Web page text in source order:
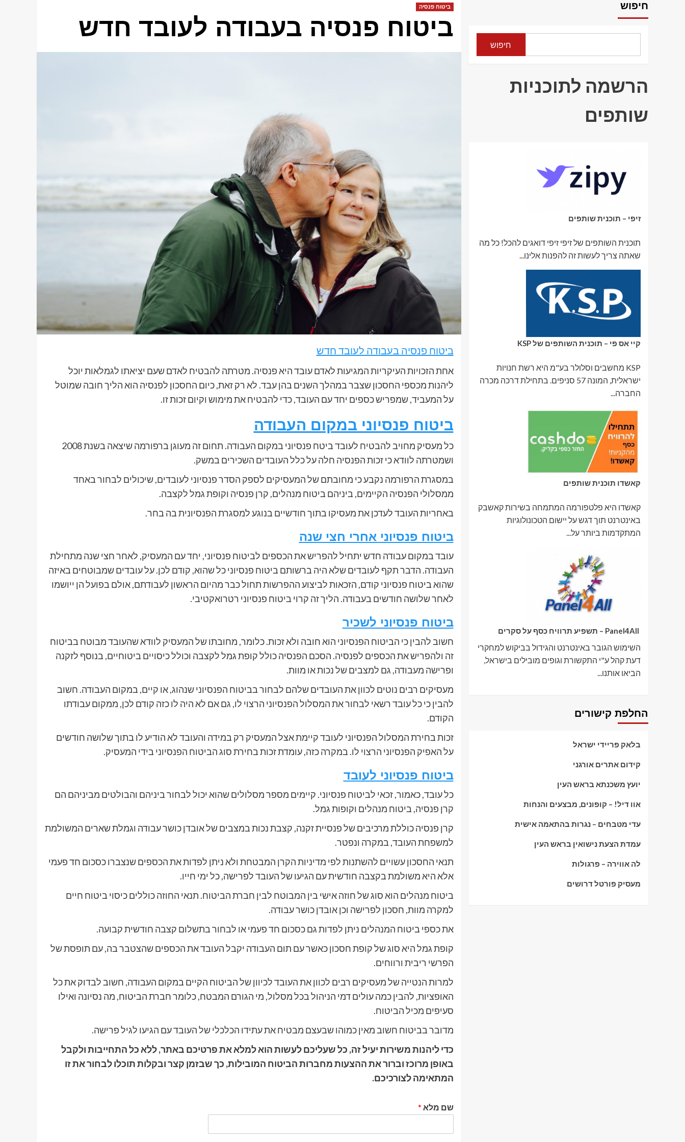
ביטוח פנסיה
ביטוח פנסיה בעבודה לעובד חדש
ביטוח פנסיה בעבודה לעובד חדש
אחת הזכויות העיקריות המגיעות לאדם עובד היא פנסיה. מטרתה להבטיח לאדם שעם יציאתו לגמלאות יוכל
ליהנות מכספי החסכון שצבר במהלך השנים בהן עבד. לא רק זאת, כיום החסכון לפנסיה הוא הליך חובה שמוטל
על המעביד, שמפריש כספים יחד עם העובד, כדי להבטיח את מימוש וקיום זכות זו.
ביטוח פנסיוני במקום העבודה
כל מעסיק מחויב להבטיח לעובד ביטח פנסיוני במקום העבודה. תחום זה מעוגן ברפורמה שיצאה בשנת 2008
ושמטרתה לוודא כי זכות הפנסיה חלה על כלל העובדים השכירים במשק.
במסגרת הרפורמה נקבע כי מחובתם של המעסיקים לספק הסדר פנסיוני לעובדים, שיכולים לבחור באחד
ממסלולי הפנסיה הקיימים, ביניהם ביטוח מנהלים, קרן פנסיה וקופת גמל לקצבה.
באחריות העובד לעדכן את מעסיקו בתוך חודשיים בנוגע למסגרת הפנסיונית בה בחר.
ביטוח פנסיוני אחרי חצי שנה
עובד במקום עבודה חדש יתחיל להפריש את הכספים לביטוח פנסיוני, יחד עם המעסיק, לאחר חצי שנה מתחילת
העבודה. הדבר תקף לעובדים שלא היה ברשותם ביטוח פנסיוני כל שהוא, קודם לכן. על עובדים שמבוטחים באיזה
שהוא ביטוח פנסיוני קודם, הזכאות לביצוע ההפרשות תחול כבר מהיום הראשון לעבודתם, אולם בפועל הן ייושמו
לאחר שלושה חודשים בעבודה. הליך זה קרוי ביטוח פנסיוני רטרואקטיבי.
ביטוח פנסיוני לשכיר
חשוב להבין כי הביטוח הפנסיוני הוא חובה ולא זכות. כלומר, מחובתו של המעסיק לוודא שהעובד מבוטח בביטוח
זה ולהפריש את הכספים לפנסיה. הסכם הפנסיה כולל קופת גמל לקצבה וכולל כיסויים ביטוחיים, בנוסף לזקנה
ופרישה מעבודה, גם למצבים של נכות או מוות.
מעסיקים רבים נוטים לכוון את העובדים שלהם לבחור בביטוח הפנסיוני שנהוג, או קיים, במקום העבודה. חשוב
להבין כי כל עובד רשאי לבחור את המסלול הפנסיוני הרצוי לו, גם אם לא היה לו כזה קודם לכן, ממקום עבודתו
הקודם.
זכות בחירת המסלול הפנסיוני לעובד קיימת אצל המעסיק רק במידה והעובד לא הודיע לו בתוך שלושה חודשים
על האפיק הפנסיוני הרצוי לו. במקרה כזה, עומדת זכות בחירת סוג הביטוח הפנסיוני בידי המעסיק.
ביטוח פנסיוני לעובד
כל עובד, כאמור, זכאי לביטוח פנסיוני. קיימים מספר מסלולים שהוא יכול לבחור ביניהם והבולטים מביניהם הם
קרן פנסיה, ביטוח מנהלים וקופות גמל.
קרן פנסיה כוללת מרכיבים של פנסיית זקנה, קצבת נכות במצבים של אובדן כושר עבודה וגמלת שארים המשולמת
למשפחת העובד, במקרה ונפטר.
תנאי החסכון עשויים להשתנות לפי מדיניות הקרן המבטחת ולא ניתן לפדות את הכספים שנצברו כסכום חד פעמי
אלא היא משולמת בקצבה חודשית עם הגיעו של העובד לפרישה, כל ימי חייו.
ביטוח מנהלים הוא סוג של חוזה אישי בין המבוטח לבין חברת הביטוח. תנאי החוזה כוללים כיסוי ביטוח חיים
למקרה מוות, חסכון לפרישה וכן אובדן כושר עבודה.
את כספי ביטוח המנהלים ניתן לפדות גם כסכום חד פעמי או לבחור בתשלום קצבה חודשית קבועה.
קופת גמל היא סוג של קופת חסכון כאשר עם תום העבודה יקבל העובד את הכספים שהצטבר בה, עם תופסת של
הפרשי ריבית ורווחים.
למרות הנטייה של מעסיקים רבים לכוון את העובד לכיוון של הביטוח הקיים במקום העבודה, חשוב לבדוק את כל
האופציות, להבין כמה עולים דמי הניהול בכל מסלול, מי הגורם המבטח, כלומר חברת הביטוח, מה נסיונה ואילו
סעיפים מכיל הביטוח.
מדובר בביטוח חשוב מאין כמוהו שבעצם מבטיח את עתידו הכלכלי של העובד עם הגיעו לגיל פרישה.
כדי ליהנות משירות יעיל זה, כל שעליכם לעשות הוא למלא את פרטיכם באתר, ללא כל התחייבות ולקבל
באופן מרוכז וברור את ההצעות מחברות הביטוח המובילות, כך שבזמן קצר ובקלות תוכלו לבחור את זו
המתאימה לצורכיכם.
שם מלא *
חיפוש
חיפוש
הרשמה לתוכניות
שותפים
זיפי – תוכנית שותפים
תוכנית השותפים של זיפי זיפי דואגים להכל! כל מה
שאתה צריך לעשות זה להפנות אלינו...
קיי אס פי – תוכנית השותפים של KSP
KSP מחשבים וסלולר בע"מ היא רשת חנויות
ישראלית, המונה 57 סניפים. בתחילת דרכה מכרה
החברה...
קאשדו תוכנית שותפים
קאשדו היא פלטפורמה המתמחה בשירות קאשבק
באינטרנט תוך דגש על יישום הטכונולוגיות
המתקדמות ביותר על...
השימוש הגובר באינטרנט והגידול בביקוש למחקרי
דעת קהל ע"י התקשורת וגופים מובילים בישראל,
הביאו אותנו...
החלפת קישורים
בלאק פריידי ישראל
קידום אתרים אורגני
יועץ משכנתא בראש העין
אוו דיל! – קופונים, מבצעים והנחות
עדי מטבחים – נגרות בהתאמה אישית
עמדת הצעת נישואין בראש העין
לה אווירה – פרגולות
מעסיק פורטל דרושים